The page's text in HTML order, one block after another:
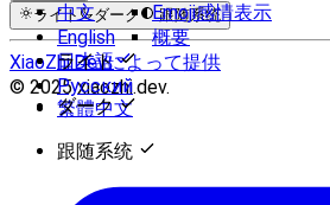
Emoji感情表示
概要
中文
English
日本語
Русский
繁體中文
ライト ダーク 跟随系统
ライト
ダーク
跟随系统
XiaoZhi.Devによって提供
© 2025 xiaozhi.dev.